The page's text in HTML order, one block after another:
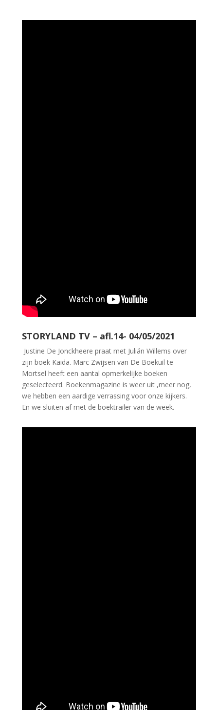
STORYLAND TV – afl.14- 04/05/2021
Justine De Jonckheere praat met Julián Willems over
zijn boek Kaida. Marc Zwijsen van De Boekuil te
Mortsel heeft een aantal opmerkelijke boeken
geselecteerd. Boekenmagazine is weer uit ,meer nog,
we hebben een aardige verrassing voor onze kijkers.
En we sluiten af met de boektrailer van de week.